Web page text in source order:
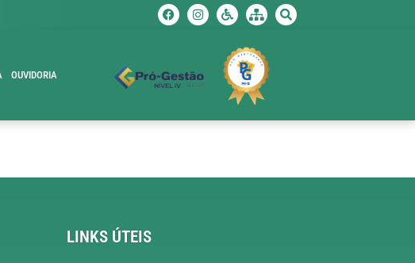
OUVIDORIA
LINKS ÚTEIS